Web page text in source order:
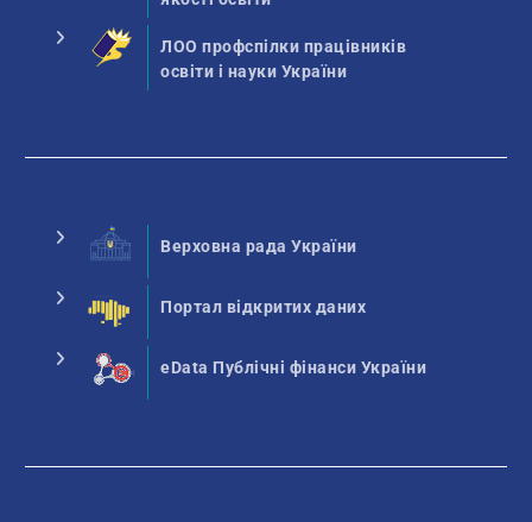
ЛОО профспілки працівників
освіти і науки України
Верховна рада України
Портал відкритих даних
eData Публічні фінанси України